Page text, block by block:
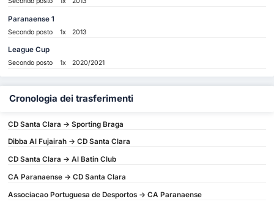
Paranaense 1
Secondo posto 1x 2013
League Cup
Secondo posto 1x 2020/2021
Cronologia dei trasferimenti
CD Santa Clara -> Sporting Braga
Dibba Al Fujairah -> CD Santa Clara
CD Santa Clara -> Al Batin Club
CA Paranaense -> CD Santa Clara
Associacao Portuguesa de Desportos -> CA Paranaense